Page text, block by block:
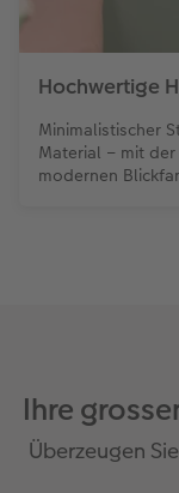
Hochwertige
Minimalistischer
Material – mit
modernen
Ihre
Überzeugen